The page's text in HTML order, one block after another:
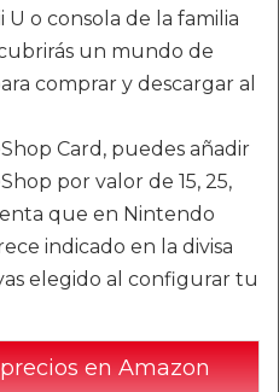
o consola de la familia
un mundo de
comprar y descargar al
Card, puedes añadir
por valor de 15, 25,
que en Nintendo
indicado en la divisa
elegido al configurar tu
en Amazon